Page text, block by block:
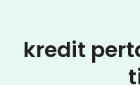
kredit